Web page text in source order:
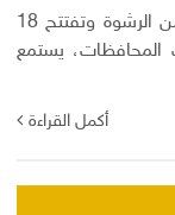
موضوع خطبة الجمعة اليوم.. الأوقاف تحذر من الرشوة وتفتتح 18
يستمع
أكمل القراءة